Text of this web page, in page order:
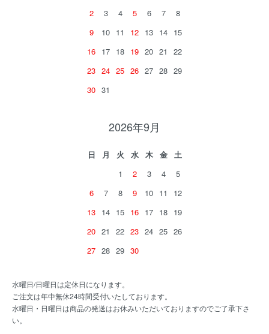
2
3 4 5 6 7
8
9
10 11 12 13 14 15
16 17 18 19 20 21
22
23 24 25 26 27 28 29
30 31
2026年9月
日 月 火 水 木 金
土
1
2 3 4
5
6
7 8 9 10 11
12
13 14 15 16 17 18 19
20 21 22 23 24 25 26
27 28 29 30
水曜日/日曜日は定休日になります。
ご注文は年中無休24時間受付いたしております。
水曜日・日曜日は商品の発送はお休みいただいておりますのでご了承下さ
い。